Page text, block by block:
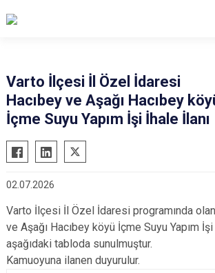
Varto İlçesi İl Özel İdaresi
Hacıbey ve Aşağı Hacıbey
İçme Suyu Yapım İşi İhale İlanı
02.07.2026
Varto İlçesi İl Özel İdaresi programında olan
ve Aşağı Hacıbey köyü İçme Suyu Yapım İşi
aşağıdaki tabloda sunulmuştur.
Kamuoyuna ilanen duyurulur.